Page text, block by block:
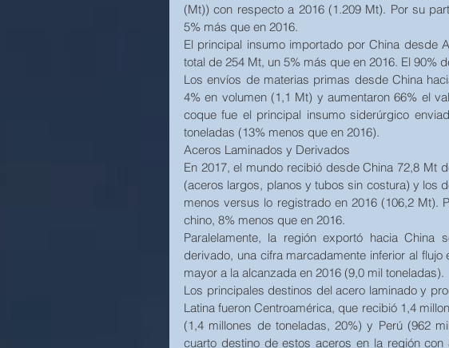
(Mt)) con respecto a 2016 (1.209 Mt). Por su
5% más que en 2016.
El principal insumo importado por China desde
total de 254 Mt, un 5% más que en 2016. El 90%
Los envíos de materias primas desde China
4% en volumen (1,1 Mt) y aumentaron 66% el
coque fue el principal insumo siderúrgico
toneladas (13% menos que en 2016).
Aceros Laminados y Derivados
En 2017, el mundo recibió desde China 72,8 Mt
(aceros largos, planos y tubos sin costura) y los
menos versus lo registrado en 2016 (106,2 Mt).
chino, 8% menos que en 2016.
Paralelamente, la región exportó hacia
derivado, una cifra marcadamente inferior al
mayor a la alcanzada en 2016 (9,0 mil toneladas).
Los principales destinos del acero laminado y
Latina fueron Centroamérica, que recibió 1,4
(1,4 millones de toneladas, 20%) y Perú (962
cuarto destino de estos aceros en la región